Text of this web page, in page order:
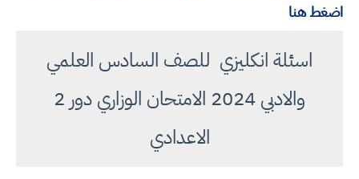
اضغط هنا
اسئلة انكليزي للصف السادس العلمي
والادبي 2024 الامتحان الوزاري دور 2
الاعدادي